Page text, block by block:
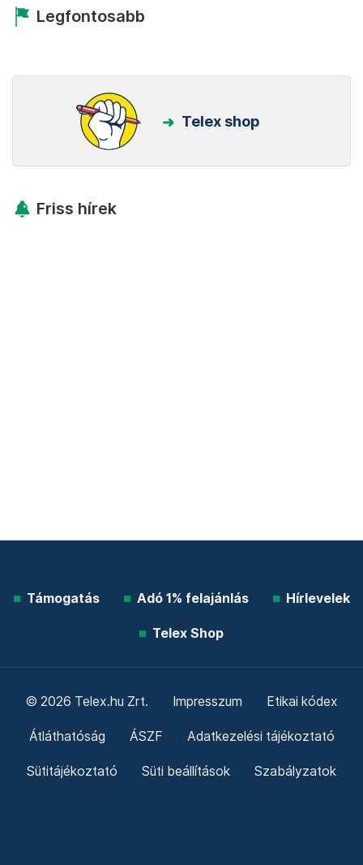
Legfontosabb
Telex shop
Friss hírek
Támogatás Adó 1% felajánlás Hírlevelek
Telex Shop
© 2026 Telex.hu Zrt. Impresszum Etikai kódex
Átláthatóság ÁSZF Adatkezelési tájékoztató
Sütitájékoztató Süti beállítások Szabályzatok